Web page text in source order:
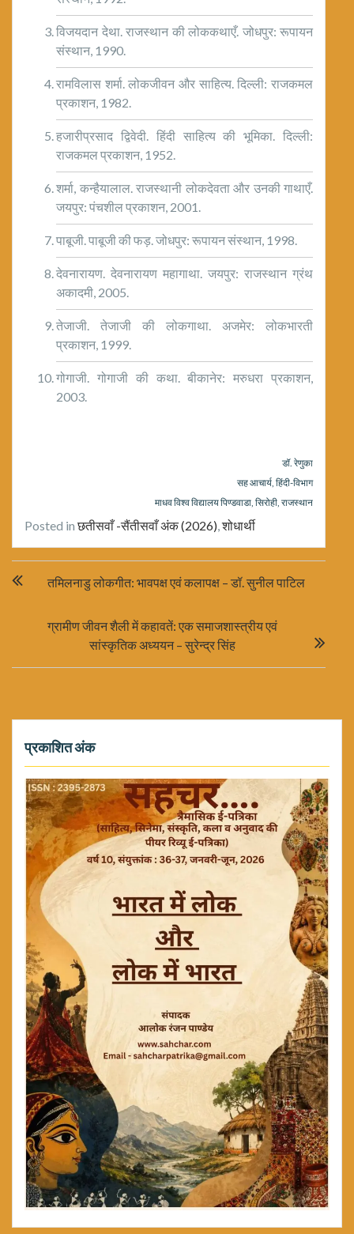
विजयदान देथा. राजस्थान की लोककथाएँ. जोधपुर: रूपायन
संस्थान, 1990.
रामविलास शर्मा. लोकजीवन और साहित्य. दिल्ली: राजकमल
प्रकाशन, 1982.
हजारीप्रसाद द्विवेदी. हिंदी साहित्य की भूमिका. दिल्ली:
राजकमल प्रकाशन, 1952.
शर्मा, कन्हैयालाल. राजस्थानी लोकदेवता और उनकी गाथाएँ.
जयपुर: पंचशील प्रकाशन, 2001.
पाबूजी. पाबूजी की फड़. जोधपुर: रूपायन संस्थान, 1998.
देवनारायण. देवनारायण महागाथा. जयपुर: राजस्थान ग्रंथ
अकादमी, 2005.
तेजाजी. तेजाजी की लोकगाथा. अजमेर: लोकभारती
प्रकाशन, 1999.
गोगाजी. गोगाजी की कथा. बीकानेर: मरुधरा प्रकाशन,
2003.
डॉ. रेणुका
सह आचार्य, हिंदी-विभाग
माधव विश्व विद्यालय पिण्डवाडा, सिरोही, राजस्थान
Posted inछतीसवाँ -सैंतीसवाँ अंक (2026) ,शोधार्थी
navigationतमिलनाडु लोकगीत: भावपक्ष एवं कलापक्ष – डॉ. सुनील पाटिल
ग्रामीण जीवन शैली में कहावतें: एक समाजशास्त्रीय एवं
सांस्कृतिक अध्ययन – सुरेन्द्र सिंह
प्रकाशित अंक